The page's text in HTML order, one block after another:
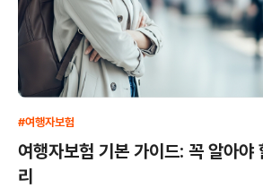
#여행자보험
여행자보험 기본 가이드: 꼭 알아야
리